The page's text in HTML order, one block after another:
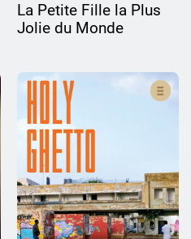
La Petite Fille la Plus
Jolie du Monde